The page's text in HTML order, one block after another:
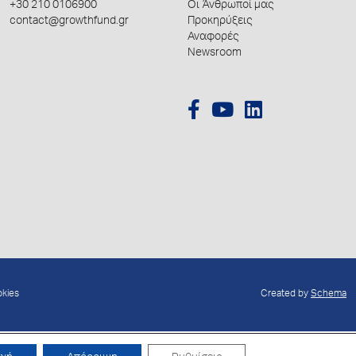
+30 210 0106900
contact@growthfund.gr
Οι Άνθρωποί μας
Προκηρύξεις
Αναφορές
Newsroom
Created by Schema